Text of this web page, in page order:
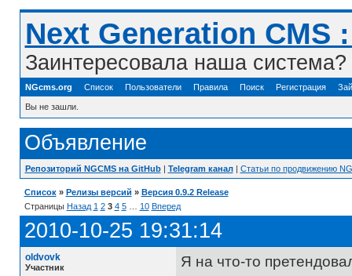
Next Generation
Заинтересовала наша
NGcms.org Список Пользователи Правила Поиск Регистрация
Вы не зашли.
Объявление
Репозиторий NGCMS на GitHub| Telegram канал| Статьи по продвижению
Список » Релизы версий » Версия 0.9.2 Release
Страницы Назад 1 2 3 4 5 10 Вперед
2010-10-25 19:31:14
oldvovk
Участник
Я на что-то